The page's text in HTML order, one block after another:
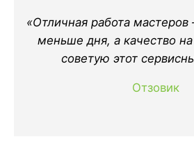
«Отличная работа
меньше дня, а качество
советую этот
Отзовик